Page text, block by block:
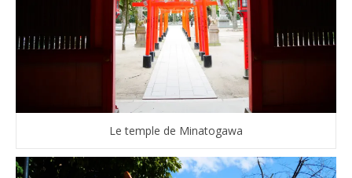
Le temple de Minatogawa